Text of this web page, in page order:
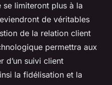
se limiteront plus à la
de véritables
de la relation client
permettra aux
d’un suivi client
la fidélisation et la